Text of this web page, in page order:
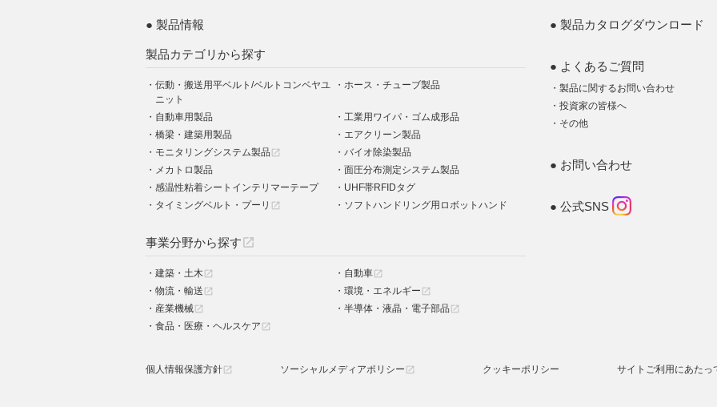
製品情報
製品カテゴリから探す
伝動・搬送用平ベルト/ベルトコンベヤユ
ニット
ホース・チューブ製品
自動車用製品
工業用ワイパ・ゴム成形品
橋梁・建築用製品
エアクリーン製品
モニタリングシステム製品 open_in_new
バイオ除染製品
メカトロ製品
面圧分布測定システム製品
感温性粘着シートインテリマーテープ
UHF帯RFIDタグ
タイミングベルト・プーリ open_in_new ソフトハンドリング用ロボットハンド
事業分野から探す open_in_new
建築・土木open_in_new 自動車open_in_new
物流・輸送 open_in_new 環境・エネルギー open_in_new
産業機械open_in_new 半導体・液晶・電子部品 open_in_new
食品・医療・ヘルスケア open_in_new
製品カタログダウンロード
よくあるご質問
製品に関するお問い合わせ
投資家の皆様へ
その他
お問い合わせ
公式SNS
個人情報保護方針open_in_new ソーシャルメディアポリシー open_in_new クッキーポリシー サイトご利用にあたっ